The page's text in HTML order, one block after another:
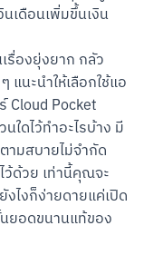
เดือนเพิ่มขึ้นเงิน
รื่องยุ่งยาก กลัว
นะนำให้เลือกใช้แอ
Cloud Pocket
ใดไว้ทำอะไรบ้าง มี
ามสบายไม่จำกัด
ว้ด้วย เท่านี้คุณจะ
ไงก็ง่ายดายแค่เปิด
ยอดขนานแท้ของ